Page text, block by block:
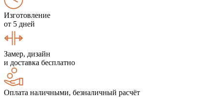
Изготовление
от 5 дней
Замер, дизайн
и доставка бесплатно
Оплата наличными, безналичный расчёт